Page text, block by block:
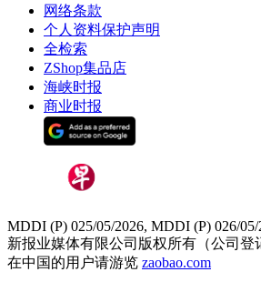
网络条款
个人资料保护声明
全检索
ZShop集品店
海峡时报
商业时报
MDDI (P) 025/05/2026, MDDI (P) 026/05/
新报业媒体有限公司版权所有（公司登
在中国的用户请游览 zaobao.com